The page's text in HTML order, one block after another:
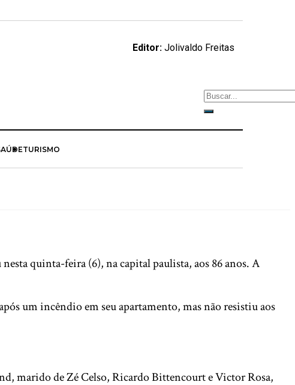
Editor:Jolivaldo Freitas
TURISMO
quinta-feira (6), na capital paulista, aos 86 anos. A
um incêndio em seu apartamento, mas não resistiu aos
marido de Zé Celso, Ricardo Bittencourt e Victor Rosa,